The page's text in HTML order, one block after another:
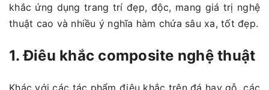
khắc ứng dụng trang trí đẹp, độc, mang giá trị nghệ
thuật cao và nhiều ý nghĩa hàm chứa sâu xa, tốt đẹp.
1. Điêu khắc composite nghệ thuật
Khác với các tác phẩm điêu khắc trên đá hay gỗ, các